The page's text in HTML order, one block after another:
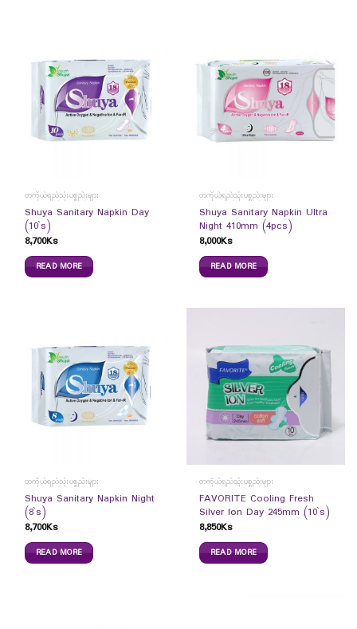
တကိုယ်ရည်သုံးပစ္စည်းများ
Shuya Sanitary Napkin Day
(10`s)
8,700Ks
READ MORE
တကိုယ်ရည်သုံးပစ္စည်းများ
Shuya Sanitary Napkin Ultra
Night 410mm (4pcs)
8,000Ks
READ MORE
တကိုယ်ရည်သုံးပစ္စည်းများ
Shuya Sanitary Napkin Night
(8`s)
8,700Ks
READ MORE
တကိုယ်ရည်သုံးပစ္စည်းများ
FAVORITE Cooling Fresh
Silver Ion Day 245mm (10`s)
8,850Ks
READ MORE